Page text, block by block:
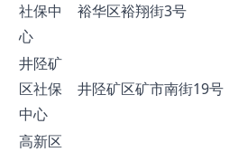
社保中
心
裕华区裕翔街3号
井陉矿
区社保
中心
井陉矿区矿市南街19号
高新区